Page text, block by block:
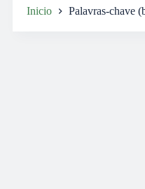
Inicio Palavras-chave